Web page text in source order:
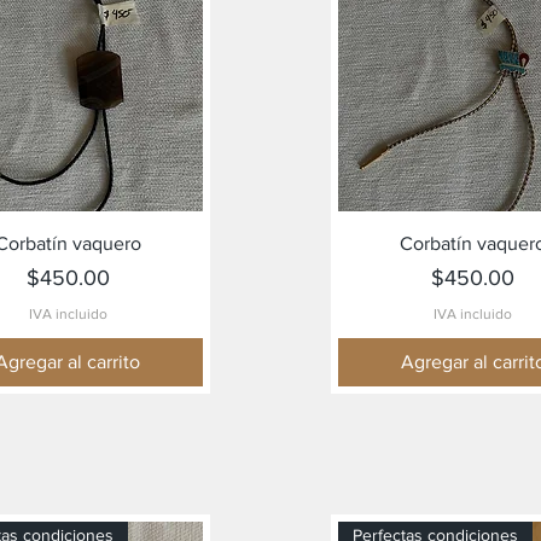
Vista rápida
vaquero
Precio
$450.00
IVA incluido
al carrito
Vista rápida
Corbatín
Precio
$450.00
IVA incluido
Agregar al
condiciones Perfectas condiciones